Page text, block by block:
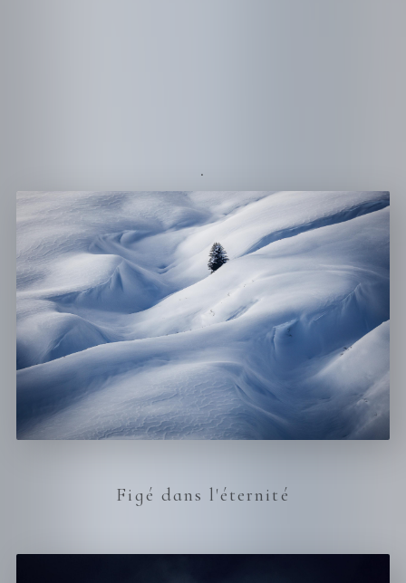
Figé dans l'éternité